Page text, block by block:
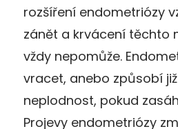
rozšíření endometriózy
zánět a krvácení těchto
vždy nepomůže.
vracet, anebo způsobí
neplodnost, pokud
Projevy endometriózy